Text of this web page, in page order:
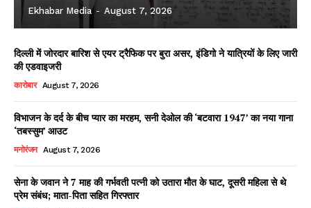
Ekhabar Media - August 7, 2026
दिल्ली में जोरदार बारिश से एयर ट्रैफिक पर बुरा असर, इंडिगो ने यात्रियों के लिए जारी
की एडवाइजरी
कारोबार August 7, 2026
विभाजन के दर्द के बीच प्यार का मरहम, सनी देओल की ‘बटवारा 1947’ का नया गाना
‘तबस्सुम’ आउट
मनोरंजन August 7, 2026
सेना के जवान ने 7 माह की गर्भवती पत्नी को उतारा मौत के घाट, दूसरी महिला से थे
प्रेम संबंध; माता-पिता सहित गिरफ्तार